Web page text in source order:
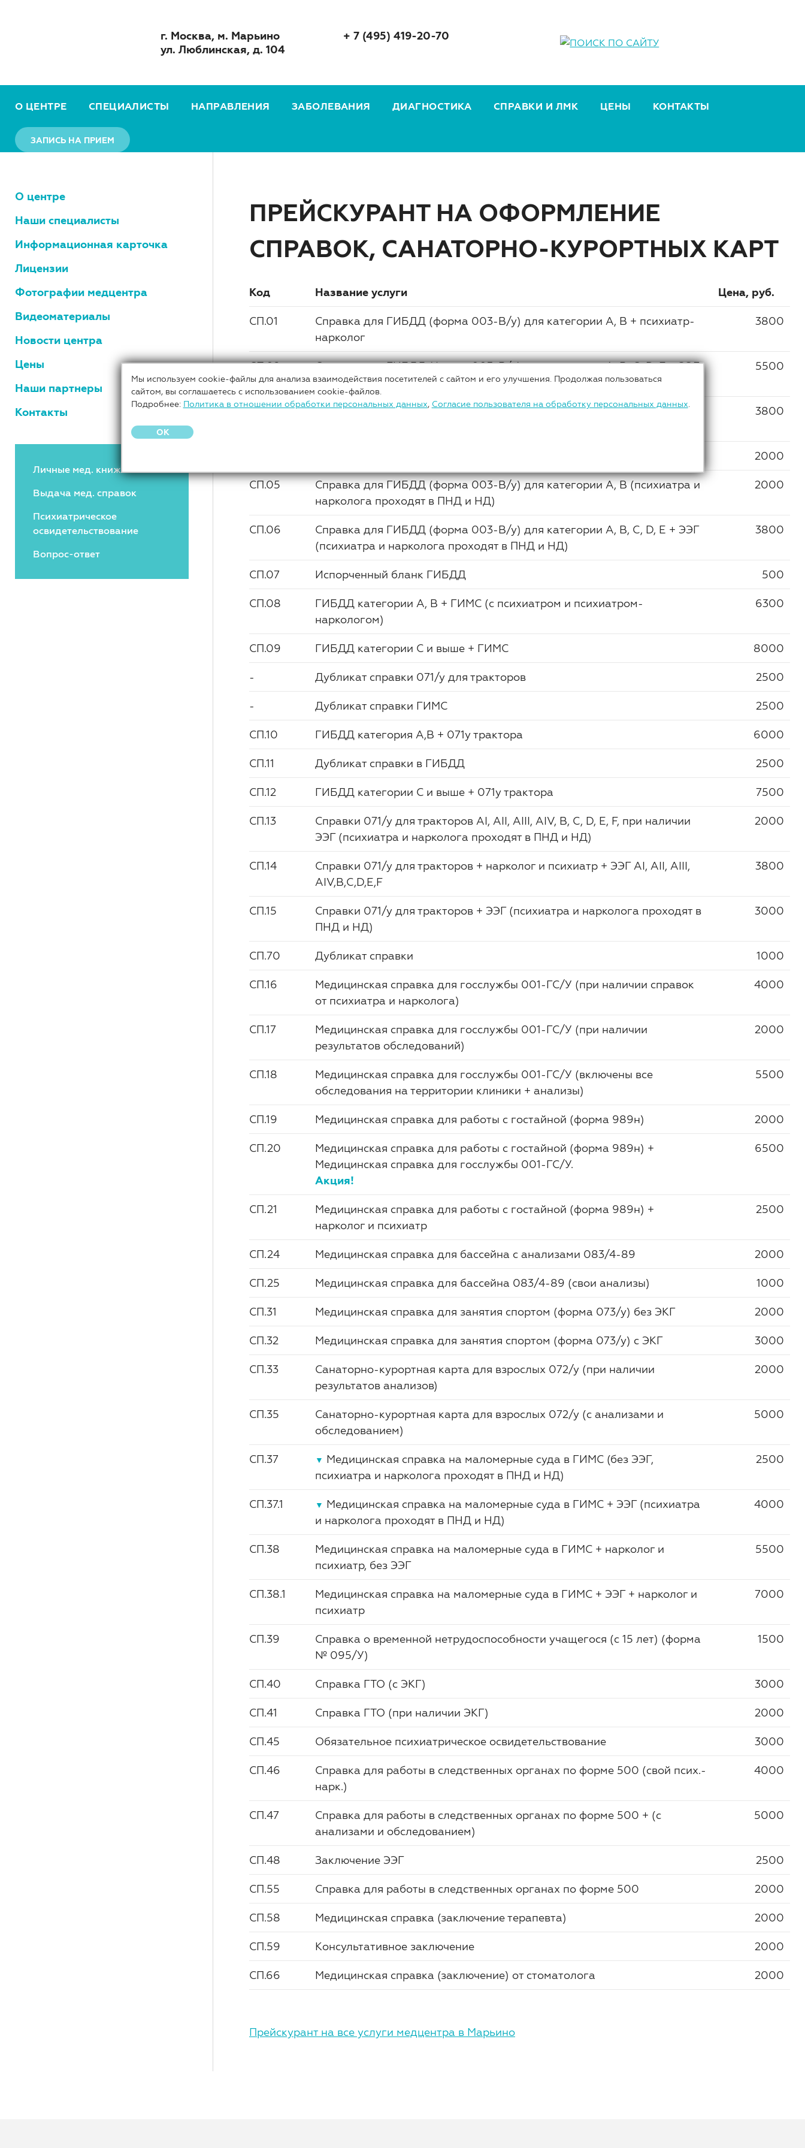
г. Москва, м. Марьино
ул. Люблинская, д. 104
+ 7 (495) 419-20-70
О ЦЕНТРЕ СПЕЦИАЛИСТЫ НАПРАВЛЕНИЯ ЗАБОЛЕВАНИЯ ДИАГНОСТИКА СПРАВКИ И ЛМК ЦЕНЫ КОНТАКТЫ
ЗАПИСЬ НА ПРИЕМ
О центре
Наши специалисты
Информационная карточка
Лицензии
Фотографии медцентра
Видеоматериалы
Новости центра
Цены
Наши партнеры
Контакты
Личные мед. книжки
Выдача мед. справок
Психиатрическое
освидетельствование
Вопрос-ответ
ПРЕЙСКУРАНТ НА ОФОРМЛЕНИЕ
СПРАВОК, САНАТОРНО-КУРОРТНЫХ КАРТ
Код Название услуги Цена, руб.
СП.01
Справка для ГИБДД (форма 003-В/у) для категории А, В + психиатр-
нарколог
3800
СП.02
Справка для ГИБДД (форма 003-В/у) для категории А, В, С, D, E + ЭЭГ
+ психиатр-нарколог
5500
СП.03
Справка для ГИБДД (форма 003-В/у) для категории А, В, С, D, E +
3800
2000
СП.05
Справка для ГИБДД (форма 003-В/у) для категории А, В (психиатра и
нарколога проходят в ПНД и НД)
2000
СП.06
Справка для ГИБДД (форма 003-В/у) для категории А, В, С, D, E + ЭЭГ
(психиатра и нарколога проходят в ПНД и НД)
3800
СП.07 Испорченный бланк ГИБДД 500
СП.08
ГИБДД категории А, В + ГИМС (с психиатром и психиатром-
наркологом)
6300
СП.09 ГИБДД категории С и выше + ГИМС 8000
- Дубликат справки 071/у для тракторов 2500
- Дубликат справки ГИМС 2500
СП.10 ГИБДД категория А,В + 071у трактора 6000
СП.11 Дубликат справки в ГИБДД 2500
СП.12 ГИБДД категории С и выше + 071у трактора 7500
СП.13
Справки 071/у для тракторов AI, AII, AIII, AIV, B, C, D, E, F, при наличии
ЭЭГ (психиатра и нарколога проходят в ПНД и НД)
2000
СП.14
Справки 071/у для тракторов + нарколог и психиатр + ЭЭГ AI, AII, AIII,
AIV,B,C,D,E,F
3800
СП.15
Справки 071/у для тракторов + ЭЭГ (психиатра и нарколога проходят в
ПНД и НД)
3000
СП.70 Дубликат справки 1000
СП.16
Медицинская справка для госслужбы 001-ГС/У (при наличии справок
от психиатра и нарколога)
4000
СП.17
Медицинская справка для госслужбы 001-ГС/У (при наличии
результатов обследований)
2000
СП.18
Медицинская справка для госслужбы 001-ГС/У (включены все
обследования на территории клиники + анализы)
5500
СП.19 Медицинская справка для работы с гостайной (форма 989н) 2000
СП.20
Медицинская справка для работы с гостайной (форма 989н) +
Медицинская справка для госслужбы 001-ГС/У.
Акция!
6500
СП.21
Медицинская справка для работы с гостайной (форма 989н) +
нарколог и психиатр
2500
СП.24 Медицинская справка для бассейна с анализами 083/4-89 2000
СП.25 Медицинская справка для бассейна 083/4-89 (свои анализы) 1000
СП.31 Медицинская справка для занятия спортом (форма 073/у) без ЭКГ 2000
СП.32 Медицинская справка для занятия спортом (форма 073/у) с ЭКГ 3000
СП.33
Санаторно-курортная карта для взрослых 072/у (при наличии
результатов анализов)
2000
СП.35
Санаторно-курортная карта для взрослых 072/у (с анализами и
обследованием)
5000
СП.37 ▼ Медицинская справка на маломерные суда в ГИМС (без ЭЭГ,
психиатра и нарколога проходят в ПНД и НД)
2500
СП.37.1 ▼ Медицинская справка на маломерные суда в ГИМС + ЭЭГ (психиатра
и нарколога проходят в ПНД и НД)
4000
СП.38
Медицинская справка на маломерные суда в ГИМС + нарколог и
психиатр, без ЭЭГ
5500
СП.38.1
Медицинская справка на маломерные суда в ГИМС + ЭЭГ + нарколог и
психиатр
7000
СП.39
Справка о временной нетрудоспособности учащегося (с 15 лет) (форма
№ 095/У)
1500
СП.40 Справка ГТО (с ЭКГ) 3000
СП.41 Справка ГТО (при наличии ЭКГ) 2000
СП.45 Обязательное психиатрическое освидетельствование 3000
СП.46
Справка для работы в следственных органах по форме 500 (свой псих.-
нарк.)
4000
СП.47
Справка для работы в следственных органах по форме 500 + (с
анализами и обследованием)
5000
СП.48 Заключение ЭЭГ 2500
СП.55 Справка для работы в следственных органах по форме 500 2000
СП.58 Медицинская справка (заключение терапевта) 2000
СП.59 Консультативное заключение 2000
СП.66 Медицинская справка (заключение) от стоматолога 2000
Прейскурант на все услуги медцентра в Марьино
Мы используем cookie-файлы для анализа взаимодействия посетителей с сайтом и его улучшения. Продолжая пользоваться
сайтом, вы соглашаетесь с использованием cookie-файлов.
Подробнее: Политика в отношении обработки персональных данных, Согласие пользователя на обработку персональных данных
OK